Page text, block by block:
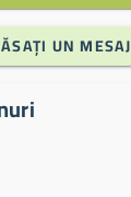
UN MESAJ